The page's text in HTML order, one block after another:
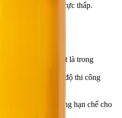
lệ nước/xi măng cực thấp.
cần đầm dùi...
chất lượng bề mặt.
nứt nẻ bê tông.
cho bê tông.
hậu Việt Nam.
nhanh, cao, đặc biệt là trong
đẩy nhanh tiến độ thi công
bê tông.
thể sử dụng không hạn chế cho